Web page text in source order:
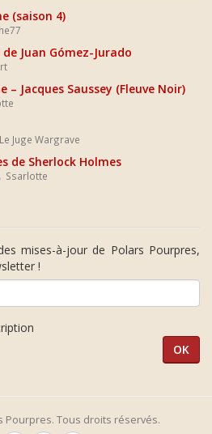
(saison 4)
Juan Gómez-Jurado
Jacques Saussey (Fleuve Noir)
Le Juge Wargrave
de Sherlock Holmes
Ssarlotte
mises-à-jour de Polars Pourpres,
!
Pourpres. Tous droits réservés.